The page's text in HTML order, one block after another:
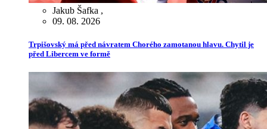
Jakub Šafka ,
09. 08. 2026
Trpišovský má před návratem Chorého zamotanou hlavu. Chytil je
před Libercem ve formě